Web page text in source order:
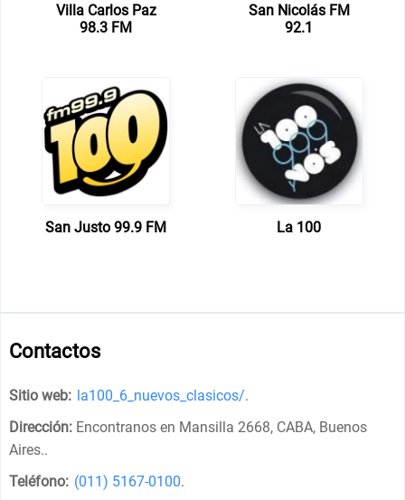
Villa Carlos Paz
98.3 FM
San Nicolás FM
92.1
San Justo 99.9 FM La 100
Contactos
Sitio web: la100_6_nuevos_clasicos/.
Dirección: Encontranos en Mansilla 2668, CABA, Buenos
Aires..
Teléfono: (011) 5167-0100.